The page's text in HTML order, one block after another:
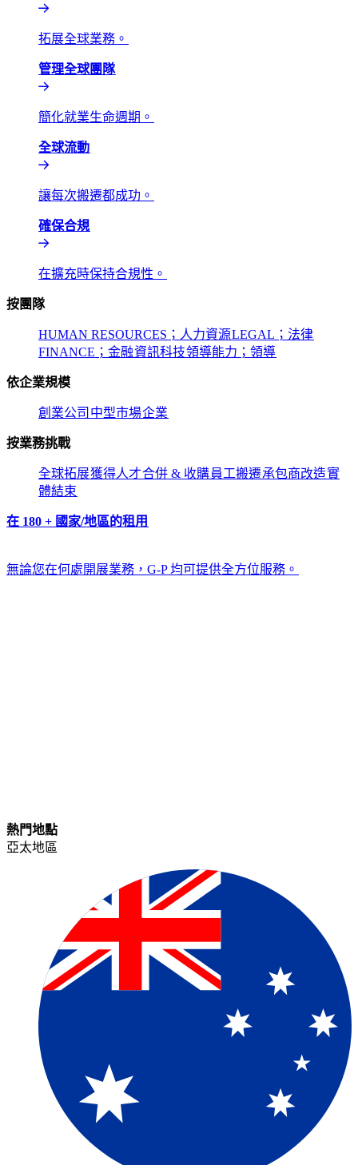
拓展全球業務。​​
管理全球團隊​​
簡化就業生命週期。​​
全球流動​​
讓每次搬遷都成功。​​
確保合規​​
在擴充時保持合規性。​​
按團隊​​
HUMAN RESOURCES；人力資源​​LEGAL；法律​​
FINANCE；金融​​資訊科技​​領導能力；領導​​
依企業規模​​
創業公司​​ 中型市場​​企業​​
按業務挑戰​​
全球拓展​​獲得人才​​合併 & 收購​​員工搬遷​​承包商改造​​實
體結束​​
在 180 + 國家/地區的租用​​
無論您在何處開展業務，G-P 均可提供全方位服務。​​
熱門地點​​
亞太地區​​